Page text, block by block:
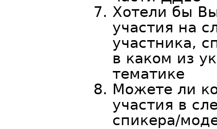
Хотели бы
участия на
участника,
в каком из
тематике
Можете ли
участия в
спикера/